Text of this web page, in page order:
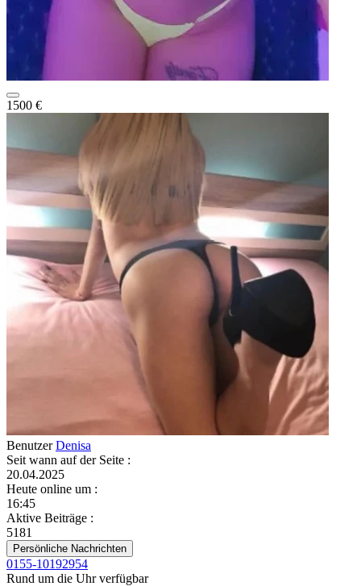
1500 €
BenutzerDenisa
Seit wann auf der Seite :
20.04.2025
Heute online um :
16:45
Aktive Beiträge :
5181
Persönliche Nachrichten
0155-10192954
Rund um die Uhr verfügbar